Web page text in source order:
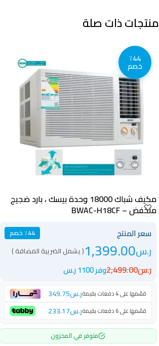
منتجات ذات صلة
٪44
خصم
مكيف شباك 18000 وحدة بيسك ، بارد ضجيج
منخفض – BWAC-H18CF
سعر المنتج ٪44 خصم
ر.س1,399.00( يشمل الضريبة المضافة )
ر.س2,499.00وفر 1100 ر.س
قسّمها على 4 دفعات بقيمة ر.س349.75
قسّمها على 6 دفعات بقيمة ر.س233.17
متوفر في المخزون